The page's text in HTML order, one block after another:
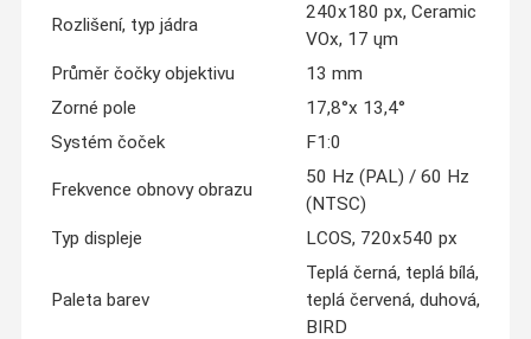
Rozlišení, typ jádra
240x180 px, Ceramic
VOx, 17 ųm
Průměr čočky objektivu
13 mm
Zorné pole
17,8°x 13,4°
Systém čoček
F1:0
Frekvence obnovy obrazu
50 Hz (PAL) / 60 Hz
(NTSC)
Typ displeje
LCOS, 720x540 px
Paleta barev
Teplá černá, teplá bílá,
teplá červená, duhová,
BIRD